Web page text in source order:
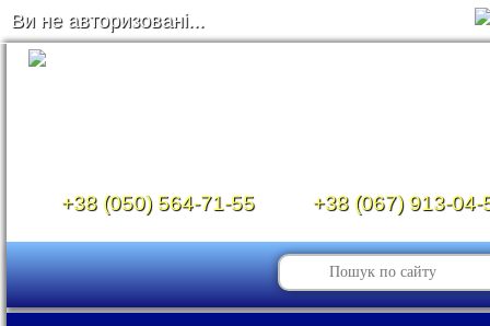
Ви не авторизовані...
+38 (050) 564-71-55 +38 (067) 913-04-